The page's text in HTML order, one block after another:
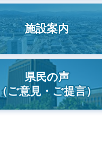
施設案内
県民の声
（ご意見・ご提言）